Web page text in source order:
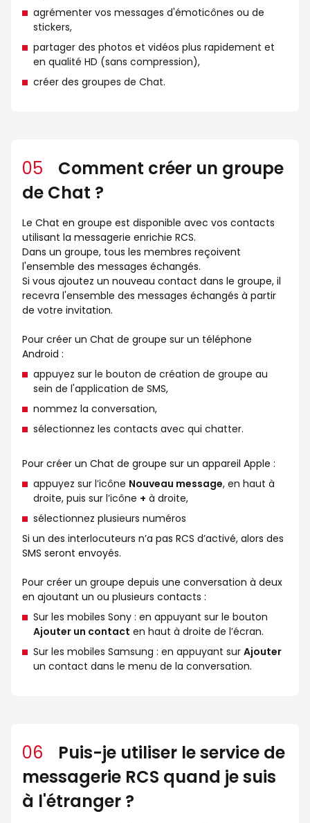
agrémenter vos messages d'émoticônes ou de
stickers,
partager des photos et vidéos plus rapidement et
en qualité HD (sans compression),
créer des groupes de Chat.
05
Comment créer un groupe
de Chat ?
Le Chat en groupe est disponible avec vos contacts
utilisant la messagerie enrichie RCS.
Dans un groupe, tous les membres reçoivent
l'ensemble des messages échangés.
Si vous ajoutez un nouveau contact dans le groupe, il
recevra l'ensemble des messages échangés à partir
de votre invitation.
Pour créer un Chat de groupe sur un téléphone
Android :
appuyez sur le bouton de création de groupe au
sein de l'application de SMS,
nommez la conversation,
sélectionnez les contacts avec qui chatter.
Pour créer un Chat de groupe sur un appareil Apple :
appuyez sur l’icône Nouveau message, en haut à
droite, puis sur l’icône + à droite,
sélectionnez plusieurs numéros
Si un des interlocuteurs n’a pas RCS d’activé, alors des
SMS seront envoyés.
Pour créer un groupe depuis une conversation à deux
en ajoutant un ou plusieurs contacts :
Sur les mobiles Sony : en appuyant sur le bouton
Ajouter un contact en haut à droite de l’écran.
Sur les mobiles Samsung : en appuyant sur Ajouter
un contact dans le menu de la conversation.
06
Puis-je utiliser le service de
messagerie RCS quand je suis
à l'étranger ?